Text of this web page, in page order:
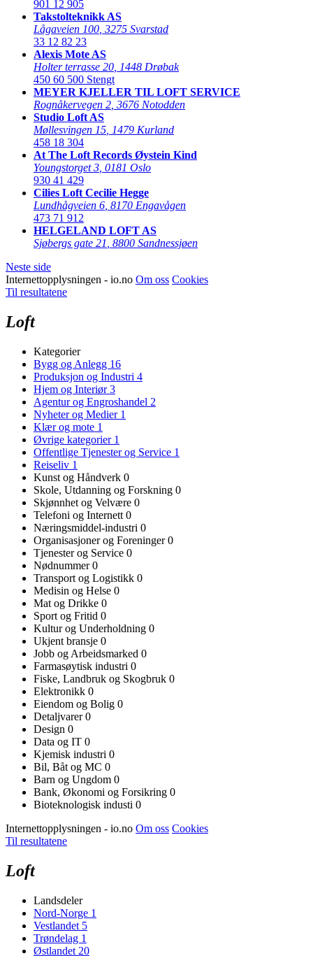
901 12 905
Takstolteknikk AS
Lågaveien 100 3275 Svarstad
33 12 82 23
Alexis Mote AS
Holter terrasse 20 1448 Drøbak
450 60 500 Stengt
MEYER KJELLER TIL LOFT SERVICE
Rognåkervegen 2 3676 Notodden
Studio Loft AS
Møllesvingen 15 1479 Kurland
458 18 304
At The Loft Records Øystein Kind
Youngstorget 3 0181 Oslo
930 41 429
Cilies Loft Cecilie Hegge
Lundhågveien 6 8170 Engavågen
473 71 912
HELGELAND LOFT AS
Sjøbergs gate 21 8800 Sandnessjøen
Neste side
Internettopplysningen - io.no Om oss Cookies
Til resultatene
Loft
Kategorier
Bygg og Anlegg 16
Produksjon og Industri 4
Hjem og Interiør3
Agentur og Engroshandel 2
Nyheter og Medier 1
Klær og mote 1
Øvrige kategorier 1
Offentlige Tjenester og Service 1
Reiseliv 1
Kunst og Håndverk 0
Skole, Utdanning og Forskning 0
Skjønnhet og Velvære 0
Telefoni og Internett 0
Næringsmiddel-industri 0
Organisasjoner og Foreninger0
Tjenester og Service 0
Nødnummer0
Transport og Logistikk 0
Medisin og Helse 0
Mat og Drikke 0
Sport og Fritid 0
Kultur og Underholdning 0
Ukjent bransje 0
Jobb og Arbeidsmarked 0
Farmasøytisk industri 0
Fiske, Landbruk og Skogbruk 0
Elektronikk 0
Eiendom og Bolig 0
Detaljvarer0
Design 0
Data og IT 0
Kjemisk industri 0
Bil, Båt og MC 0
Barn og Ungdom 0
Bank, Økonomi og Forsikring 0
Bioteknologisk industi 0
Internettopplysningen - io.no Om oss Cookies
Til resultatene
Loft
Landsdeler
Nord-Norge 1
Vestlandet 5
Trøndelag 1
Østlandet 20